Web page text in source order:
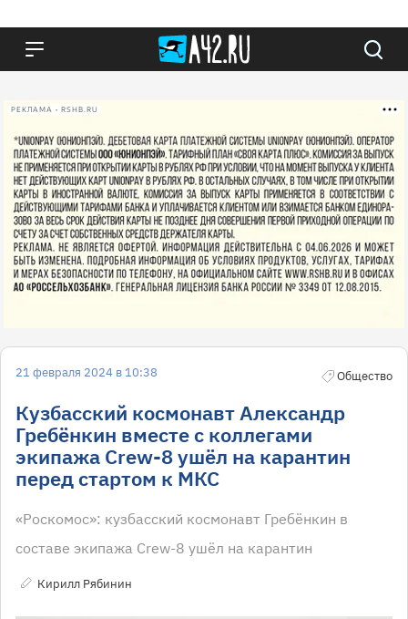
РЕКЛАМА • RSHB.RU
21 февраля 2024 в 10:38 Общество
Кузбасский космонавт Александр
Гребёнкин вместе с коллегами
экипажа Crew-8 ушёл на карантин
перед стартом к МКС
«Роскомос»: кузбасский космонавт Гребёнкин в
составе экипажа Crew-8 ушёл на карантин
Кирилл Рябинин